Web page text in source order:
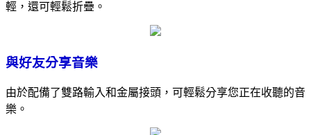
輕，還可輕鬆折疊。
與好友分享音樂
由於配備了雙路輸入和金屬接頭，可輕鬆分享您正在收聽的音
樂。